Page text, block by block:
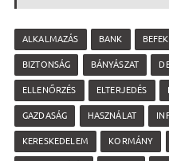
ALKALMAZÁS BANK
BIZTONSÁG BÁNYÁSZAT
ELLENŐRZÉS ELTERJEDÉS
GAZDASÁG HASZNÁLAT
KERESKEDELEM KORMÁNY